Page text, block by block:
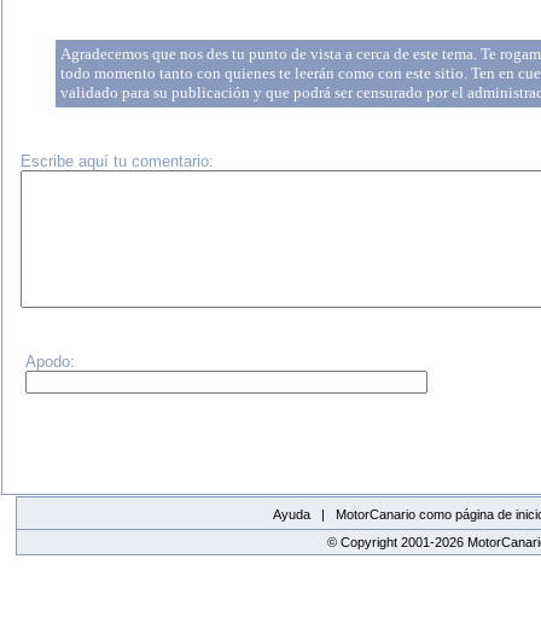
Agradecemos que nos des tu punto de vista a cerca de este tema. Te
todo momento tanto con quienes te leerán como con este sitio. Ten en
validado para su publicación y que podrá ser censurado por el
Escribe aquí tu comentario:
Apodo:
Ayuda |
MotorCanario como página de
© Copyright 2001-2026